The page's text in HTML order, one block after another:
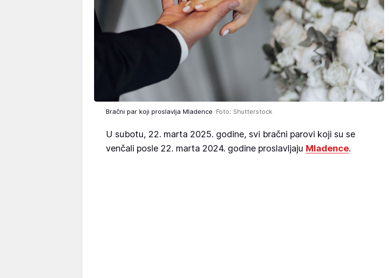
Bračni par koji proslavlja Mladence Foto: Shutterstock
U subotu, 22. marta 2025. godine, svi bračni parovi koji su se
venčali posle 22. marta 2024. godine proslavljaju Mladence.